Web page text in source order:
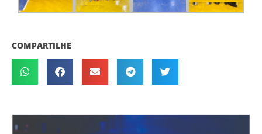
COMPARTILHE